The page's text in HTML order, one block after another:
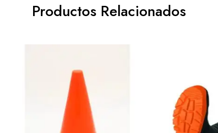
Productos Relacionados